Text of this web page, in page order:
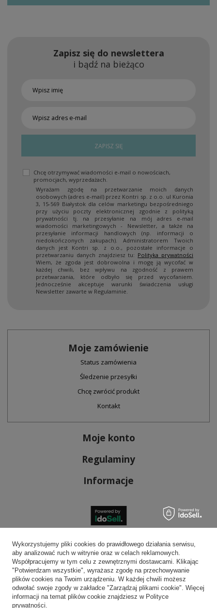
Zapisz się do newslettera
i bądź na bieżąco
ZAPISZ SIĘ
Chcę otrzymywać wiadomości e-mail o nowościach,
promocjach, wyprzedażach.
Wyrażam zgodę na przetwarzanie moich danych
osobowych (adres e-mail) przez Kontri sp. z o.o. ul Kuronia
3, 15-569 Białystok dla celów marketingu bezpośredniego
przy użyciu poczty elektronicznej zgodnie z polityką
prywatności tj. na przesyłanie na mój adres e-mail
wiadomości marketingowych - Newsletter, a także na
przesyłanie informacji handlowych (np. informacji o
niedokończonych zakupach). Administratorem Twoich
danych jest Kontri sp. z o.o., pozostałe informacje o
przetwarzaniu danych znajdziesz tu: Polityka prywatności
Wiem, że zgoda jest dobrowolna i mogę ją wycofać w
każdej chwili, bez wpływu na zgodność z prawem
przetwarzania, które odbyło się przed wycofaniem.
Jednocześnie akceptuje warunki świadczenia usługi
Newsletter zawarte w Regulaminie.
Moje zamówienie
Status zamówienia
Śledzenie przesyłki
Chcę zwrócić produkt
Kontakt
Moje konto
Regulaminy
Informacje
Bezpieczne płatności
Wygodna dostawa
Wykorzystujemy pliki cookies do prawidłowego działania serwisu,
aby analizować ruch w witrynie oraz w celach reklamowych.
Współpracujemy w tym celu z zewnętrznymi dostawcami. Klikając
"Potwierdzam wszystkie", wyrażasz zgodę na przechowywanie
plików cookies na Twoim urządzeniu. W każdej chwili możesz
odwołać swoje zgody w zakładce "Zarządzaj plikami cookie". Więcej
informacji na temat plików cookie znajdziesz w Polityce
prywatności.